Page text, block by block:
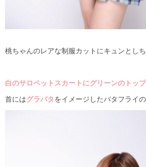
桃ちゃんのレアな制服カットにキュンとし
白のサロペットスカートにグリーンのトッ
首にはグラバタをイメージしたバタフライ